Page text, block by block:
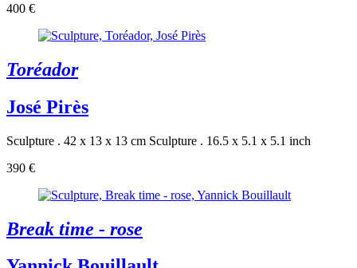
400 €
Toréador
José Pirès
Sculpture . 42 x 13 x 13 cm Sculpture . 16.5 x 5.1 x 5.1 inch
390 €
Break time - rose